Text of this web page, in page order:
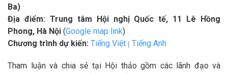
Ba)
Địa điểm: Trung tâm Hội nghị Quốc tế, 11 Lê Hồng
Phong, Hà Nội (Google map link)
Chương trình dự kiến: Tiếng Việt | Tiếng Anh
Tham luận và chia sẻ tại Hội thảo gồm các lãnh đạo và